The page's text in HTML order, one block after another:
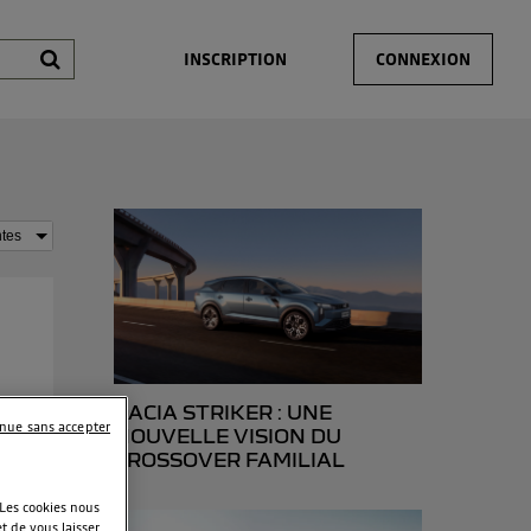
INSCRIPTION CONNEXION
DACIA STRIKER : UNE
NOUVELLE VISION DU
CROSSOVER FAMILIAL
cookies nous
sans accepter